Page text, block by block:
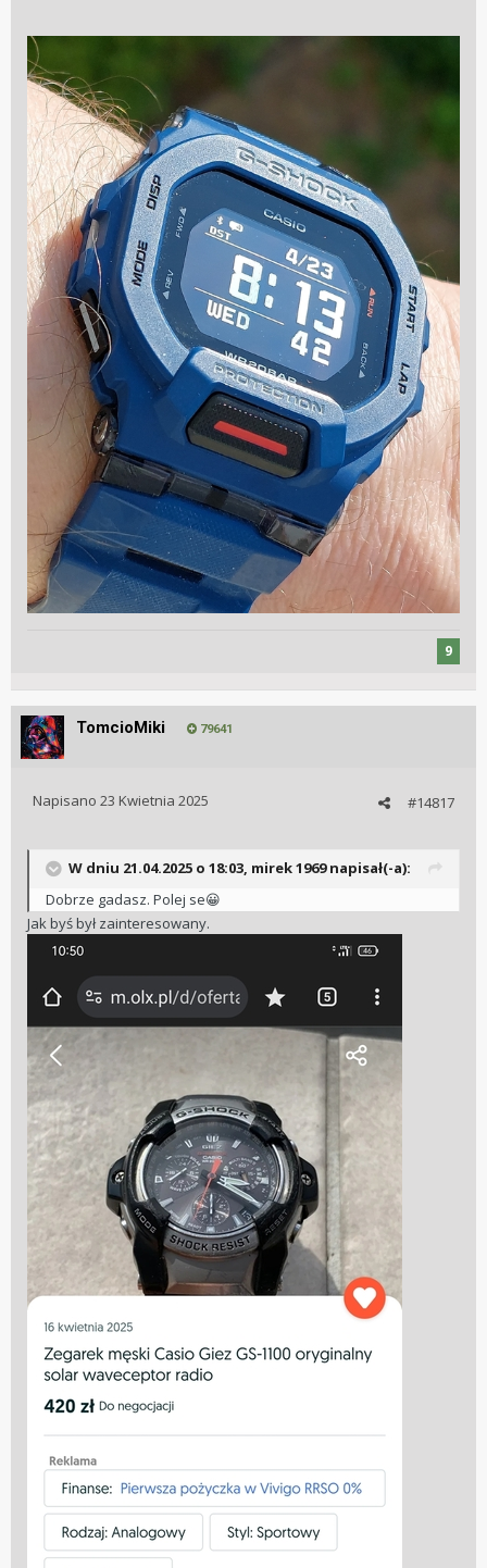
9
TomcioMiki 79641
#14817
Napisano 23 Kwietnia 2025
W dniu 21.04.2025 o 18:03, mirek 1969napisał(-a):
Dobrze gadasz. Polej se😀
Jak byś był zainteresowany.